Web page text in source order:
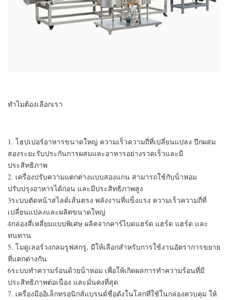
ทําไมต้องเลือกเรา
1. โฮปเปอร์อาหารขนาดใหญ่ ความเร็วความถี่ที่เปลี่ยนแปลง ปีกผสม
สองระยะรับประกันการผสมและอาหารอย่างรวดเร็วและมี
ประสิทธิภาพ
2. เครื่องปรับความแตกต่างแบบสองแกน สามารถใช้กับน้ําหอม
ปรับปรุงอาหารได้ก่อน และมีประสิทธิภาพสูง
3ระบบตัดหน้าสไลด์เส้นตรง พลังงานที่แข็งแรง ความเร็วความถี่ที่
เปลี่ยนแปลงและผลิตขนาดใหญ่
4กล่องสี่เหลี่ยมแบบพิเศษ ผลิตจากคาร์ไบดแฮร์ด แฮร์ด แฮร์ด และ
ทนทาน
5. โมดูเลอร์วงกลมรูฟสกรู, มีให้เลือกสําหรับการใช้งานอัตราการขยาย
ที่แตกต่างกัน
6ระบบทําความร้อนด้วยน้ําหอม เพื่อให้เกิดผลการทําความร้อนที่มี
ประสิทธิภาพต่อเนื่อง และมั่นคงที่สุด
7. เครื่องมืออิเล็กทรอนิกส์แบรนด์ชื่อดังในโลกที่ใช้ในกล่องควบคุม ให้